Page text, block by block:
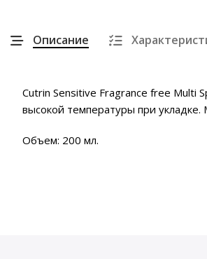
Описание
Cutrin Sensitive Fragrance free Multi
высокой температуры при
Объем: 200 мл.